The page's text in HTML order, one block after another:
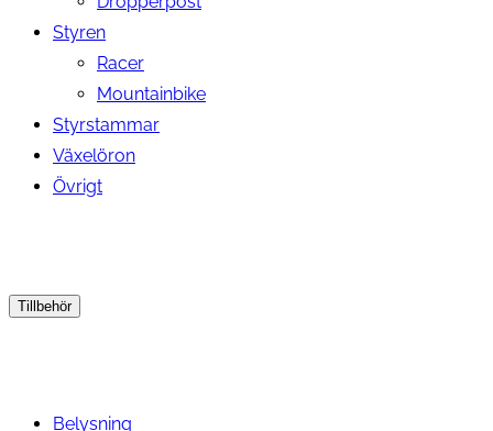
Styren
Racer
Mountainbike
Styrstammar
Växelöron
Övrigt
Tillbehör
Belysning